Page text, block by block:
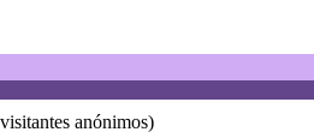
anónimos)